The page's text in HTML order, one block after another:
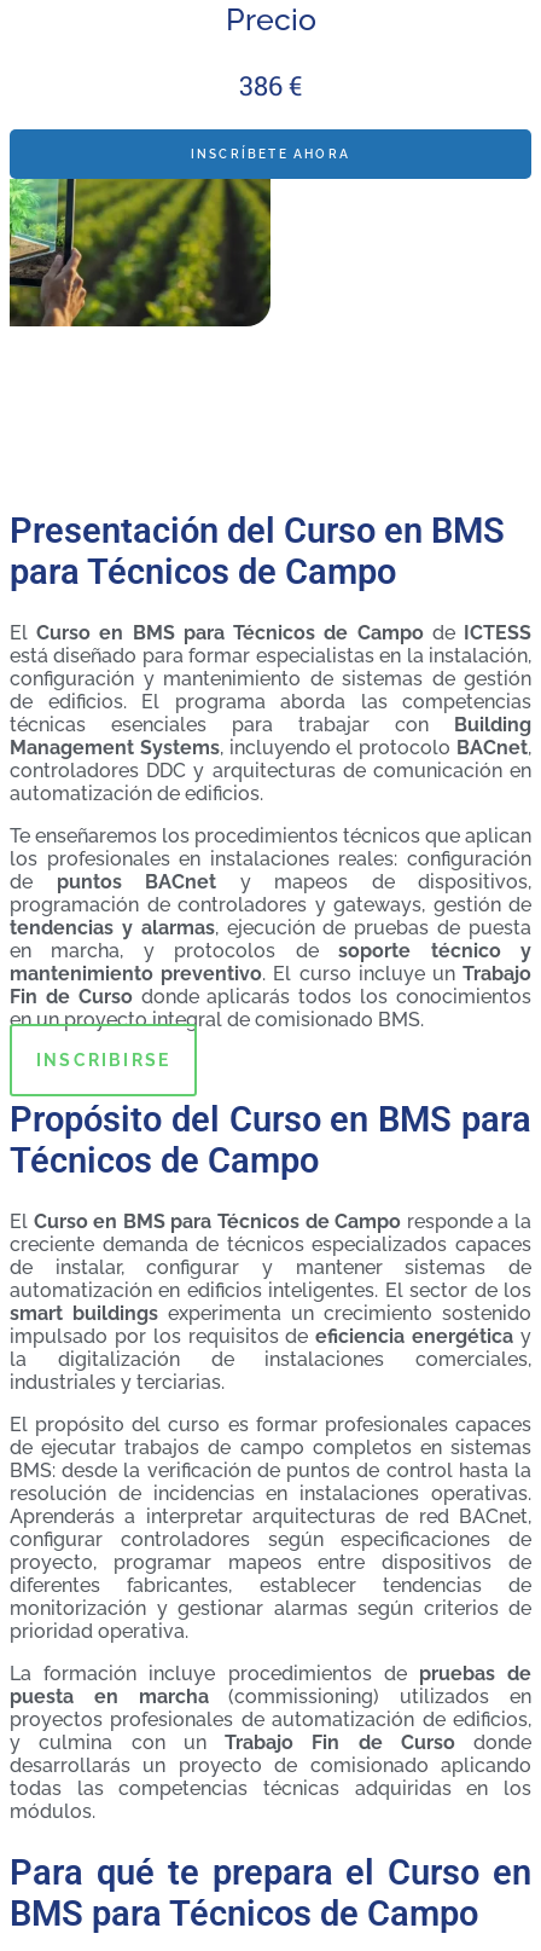
Precio
386 €
INSCRÍBETE AHORA
Presentación del Curso en BMS
para Técnicos de Campo
ElCurso en BMS para Técnicos de Campode
ICTESS
está diseñado para formar especialistas en la instalación,
configuración y mantenimiento de sistemas de gestión
de edificios. El programa aborda las competencias
técnicas esenciales para trabajar con
Building
Management Systems, incluyendo el protocolo BACnet,
controladores DDC y arquitecturas de comunicación en
automatización de edificios.
Te enseñaremos los procedimientos técnicos que aplican
los profesionales en instalaciones reales: configuración
de puntos BACnet y mapeos de dispositivos,
programación de controladores y gateways, gestión de
tendencias y alarmas, ejecución de pruebas de puesta
en marcha, y protocolos desoporte técnico y
mantenimiento preventivo. El curso incluye unTrabajo
Fin de Cursodonde aplicarás todos los conocimientos
en un proyecto integral de comisionado BMS.
INSCRIBIRSE
Propósito del Curso en BMS para
Técnicos de Campo
El Curso en BMS para Técnicos de Campo responde a la
creciente demanda de técnicos especializados capaces
de instalar, configurar y mantener sistemas de
automatización en edificios inteligentes. El sector de los
smart buildings experimenta un crecimiento sostenido
impulsado por los requisitos deeficiencia energética y
la digitalización de instalaciones comerciales,
industriales y terciarias.
El propósito del curso es formar profesionales capaces
de ejecutar trabajos de campo completos en sistemas
BMS: desde la verificación de puntos de control hasta la
resolución de incidencias en instalaciones operativas.
Aprenderás a interpretar arquitecturas de red BACnet,
configurar controladores según especificaciones de
proyecto, programar mapeos entre dispositivos de
diferentes fabricantes, establecer tendencias de
monitorización y gestionar alarmas según criterios de
prioridad operativa.
La formación incluye procedimientos de pruebas de
puesta en marcha(commissioning) utilizados en
proyectos profesionales de automatización de edificios,
y culmina con un Trabajo Fin de Cursodonde
desarrollarás un proyecto de comisionado aplicando
todas las competencias técnicas adquiridas en los
módulos.
Para qué te prepara el Curso en
BMS para Técnicos de Campo